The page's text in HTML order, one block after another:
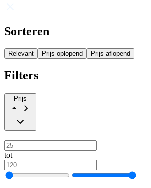
Sorteren
Relevant Prijs oplopend Prijs aflopend
Filters
Prijs
tot